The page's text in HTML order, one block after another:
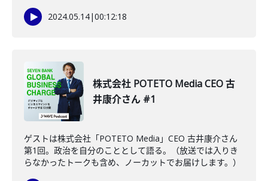
2024.05.14|00:12:18
株式会社 POTETO Media CEO 古
井康介さん #1
ゲストは株式会社「POTETO Media」CEO 古井康介さん
第1回。政治を自分のこととして語る。（放送では入りき
らなかったトークも含め、ノーカットでお届けします。）